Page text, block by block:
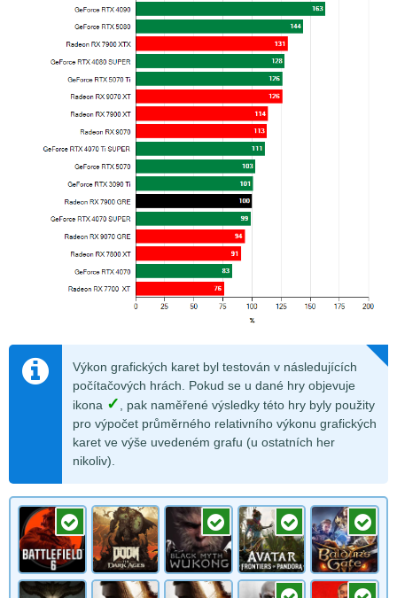
Výkon grafických karet byl testován v následujících
počítačových hrách. Pokud se u dané hry objevuje
ikona ✓, pak naměřené výsledky této hry byly použity
pro výpočet průměrného relativního výkonu grafických
karet ve výše uvedeném grafu (u ostatních her
nikoliv).